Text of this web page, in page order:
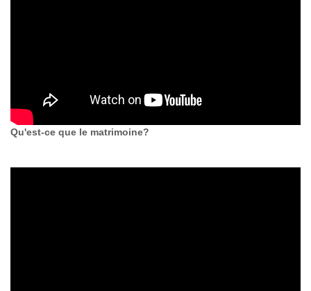
Qu'est-ce que le matrimoine?